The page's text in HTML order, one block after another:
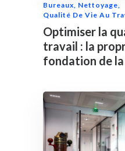
Bureaux, Nettoyage,
Qualité De Vie Au
Optimiser la
travail : la
fondation de